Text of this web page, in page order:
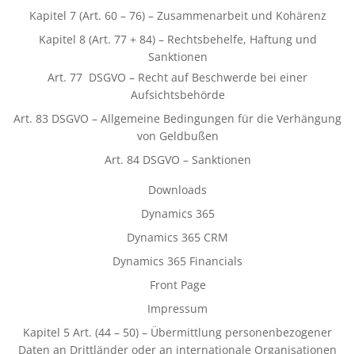
Kapitel 7 (Art. 60 – 76) – Zusammenarbeit und Kohärenz
Kapitel 8 (Art. 77 + 84) – Rechtsbehelfe, Haftung und
Sanktionen
Art. 77 DSGVO – Recht auf Beschwerde bei einer
Aufsichtsbehörde
Art. 83 DSGVO – Allgemeine Bedingungen für die Verhängung
von Geldbußen
Art. 84 DSGVO – Sanktionen
Downloads
Dynamics 365
Dynamics 365 CRM
Dynamics 365 Financials
Front Page
Impressum
Kapitel 5 Art. (44 – 50) – Übermittlung personenbezogener
Daten an Drittländer oder an internationale Organisationen